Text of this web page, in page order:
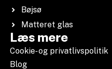
Bøjsø
Matteret glas
Læs mere
Cookie- og privatlivspolitik
Blog